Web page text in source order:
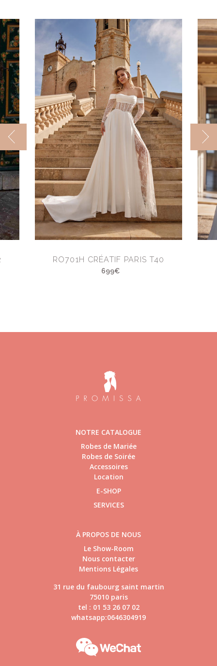
RO701H CRÉATIF PARIS T40
699€
NOTRE CATALOGUE
Robes de Mariée
Robes de Soirée
Accessoires
Location
E-SHOP
SERVICES
À PROPOS DE NOUS
Le Show-Room
Nous contacter
Mentions Légales
31 rue du faubourg saint martin
75010 paris
tel : 01 53 26 07 02
whatsapp:0646304919